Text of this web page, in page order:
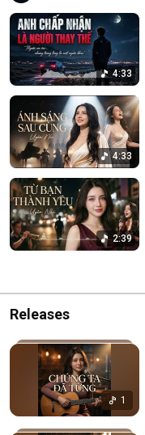
4:33
4:33
2:39
Releases
1